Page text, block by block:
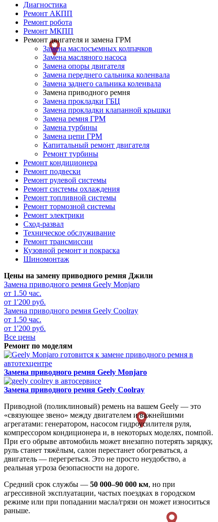
Меню
Ремонт
слева
Диагностика
Ремонт АКПП
Ремонт робота
Ремонт МКПП
Ремонт двигателя и замена ГРМ
Замена маслосъемных колпачков
Замена масляного насоса
Замена опоры двигателя
Замена переднего сальника коленвала
Замена заднего сальника коленвала
Замена приводного ремня
Замена прокладки ГБЦ
Замена прокладки клапанной крышки
Замена ремня ГРМ
Замена турбины
Замена цепи ГРМ
Капитальный ремонт двигателя
Ремонт турбины
Ремонт кондиционера
Ремонт подвески
Ремонт рулевой системы
Ремонт системы охлаждения
Ремонт топливной системы
Ремонт тормозной системы
Ремонт электрики
Сход-развал
Техническое обслуживание
Ремонт трансмиссии
Кузовной ремонт и покраска
Шиномонтаж
Цены на замену приводного ремня Джили
Замена приводного ремня Geely Monjaro
от 1.50 час.
от 1'200 руб.
Замена приводного ремня Geely Coolray
от 1.50 час.
от 1'200 руб.
Все цены
Ремонт по моделям
Замена приводного ремня Geely Monjaro
Замена приводного ремня Geely Coolray
Приводной (поликлиновый) ремень на вашем Geely — это
«связующее звено» между двигателем и важнейшими
агрегатами: генератором, насосом гидроусилителя руля,
компрессором кондиционера и, в некоторых моделях, помпой.
При его обрыве автомобиль может внезапно потерять зарядку,
руль станет тяжёлым, салон перестанет обогреваться, а
двигатель — перегреться. Это не просто неудобство, а
реальная угроза безопасности на дороге.
Средний срок службы — 50 000–90 000 км, но при
агрессивной эксплуатации, частых поездках в городском
режиме или при попадании масла/грязи он может износиться
раньше.